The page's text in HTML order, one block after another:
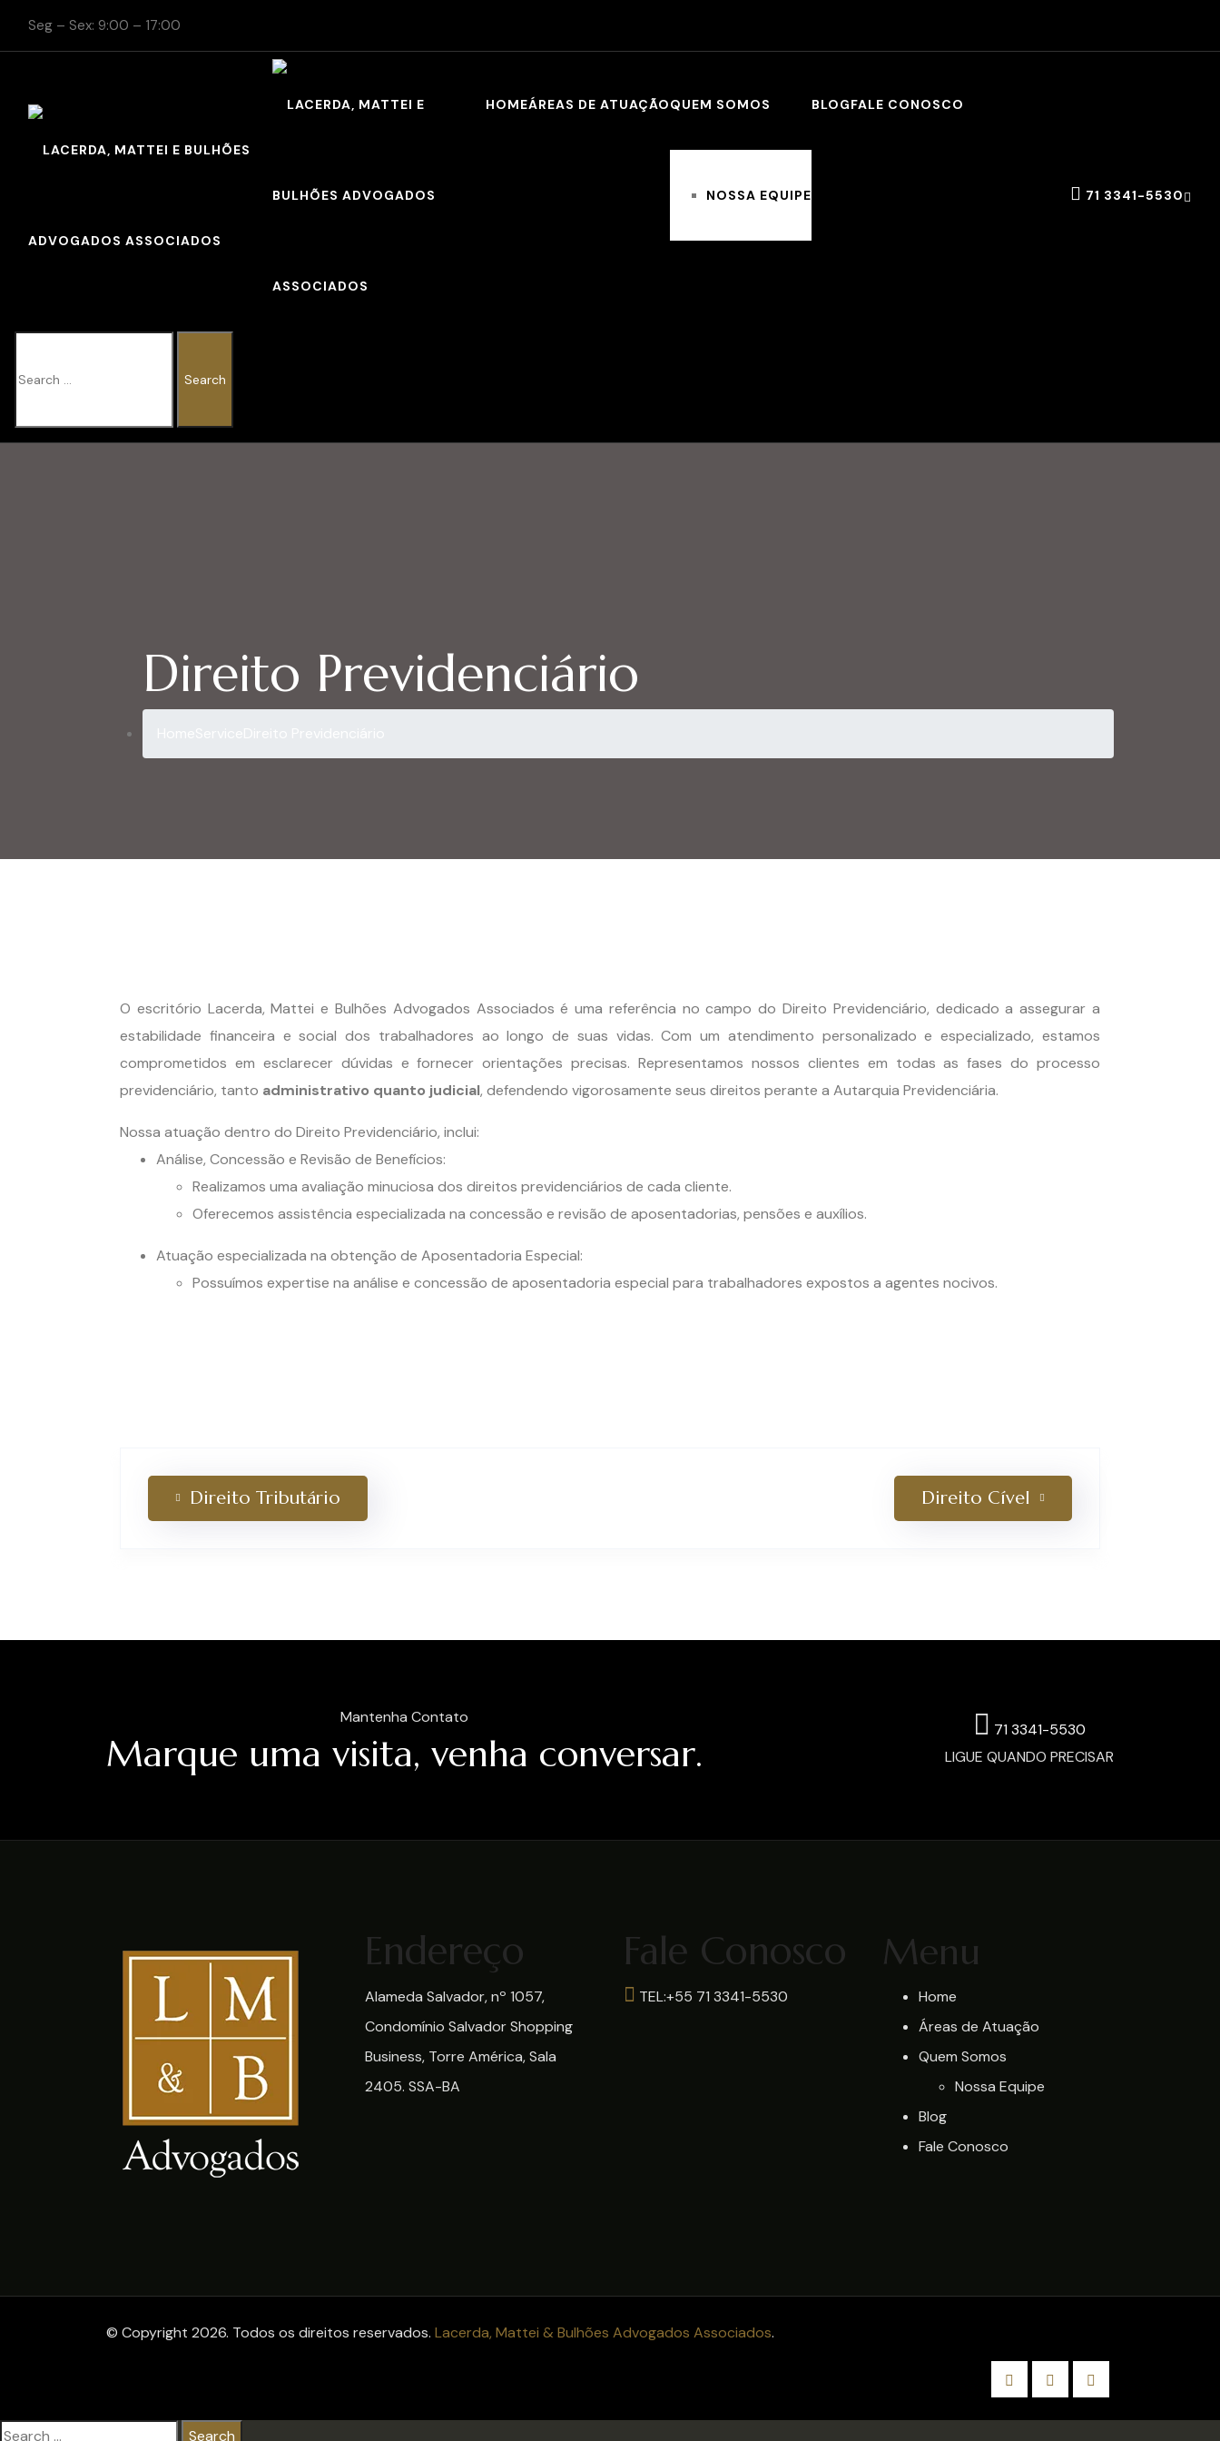
Seg – Sex: 9:00 – 17:00
HOMEÁREAS DE ATUAÇÃOQUEM SOMOS
NOSSA EQUIPE
BLOGFALE CONOSCO
71 3341-5530
Direito Previdenciário
O escritório Lacerda, Mattei e Bulhões Advogados Associados é uma referência no campo do Direito Previdenciário, dedicado a assegurar a
estabilidade financeira e social dos trabalhadores ao longo de suas vidas. Com um atendimento personalizado e especializado, estamos
comprometidos em esclarecer dúvidas e fornecer orientações precisas. Representamos nossos clientes em todas as fases do processo
previdenciário, tanto administrativo quanto judicial, defendendo vigorosamente seus direitos perante a Autarquia Previdenciária.
Nossa atuação dentro do Direito Previdenciário, inclui:
Análise, Concessão e Revisão de Benefícios:
Realizamos uma avaliação minuciosa dos direitos previdenciários de cada cliente.
Oferecemos assistência especializada na concessão e revisão de aposentadorias, pensões e auxílios.
Atuação especializada na obtenção de Aposentadoria Especial:
Possuímos expertise na análise e concessão de aposentadoria especial para trabalhadores expostos a agentes nocivos.
Direito Tributário Direito Cível
Mantenha Contato
Marque uma visita, venha conversar.
71 3341-5530
LIGUE QUANDO PRECISAR
Endereço
Alameda Salvador, nº 1057,
Condomínio Salvador Shopping
Business, Torre América, Sala
2405. SSA-BA
Fale Conosco
TEL:+55 71 3341-5530
Menu
Home
Áreas de Atuação
Quem Somos
Nossa Equipe
Blog
Fale Conosco
© Copyright 2026. Todos os direitos reservados. Lacerda, Mattei & Bulhões Advogados Associados.